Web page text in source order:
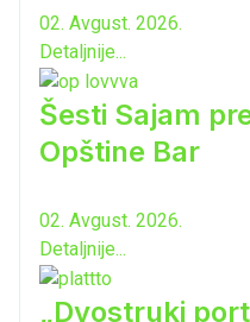
02. Avgust. 2026.
Detaljnije...
Šesti Sajam
Opštine Bar
02. Avgust. 2026.
Detaljnije...
„Dvostruki